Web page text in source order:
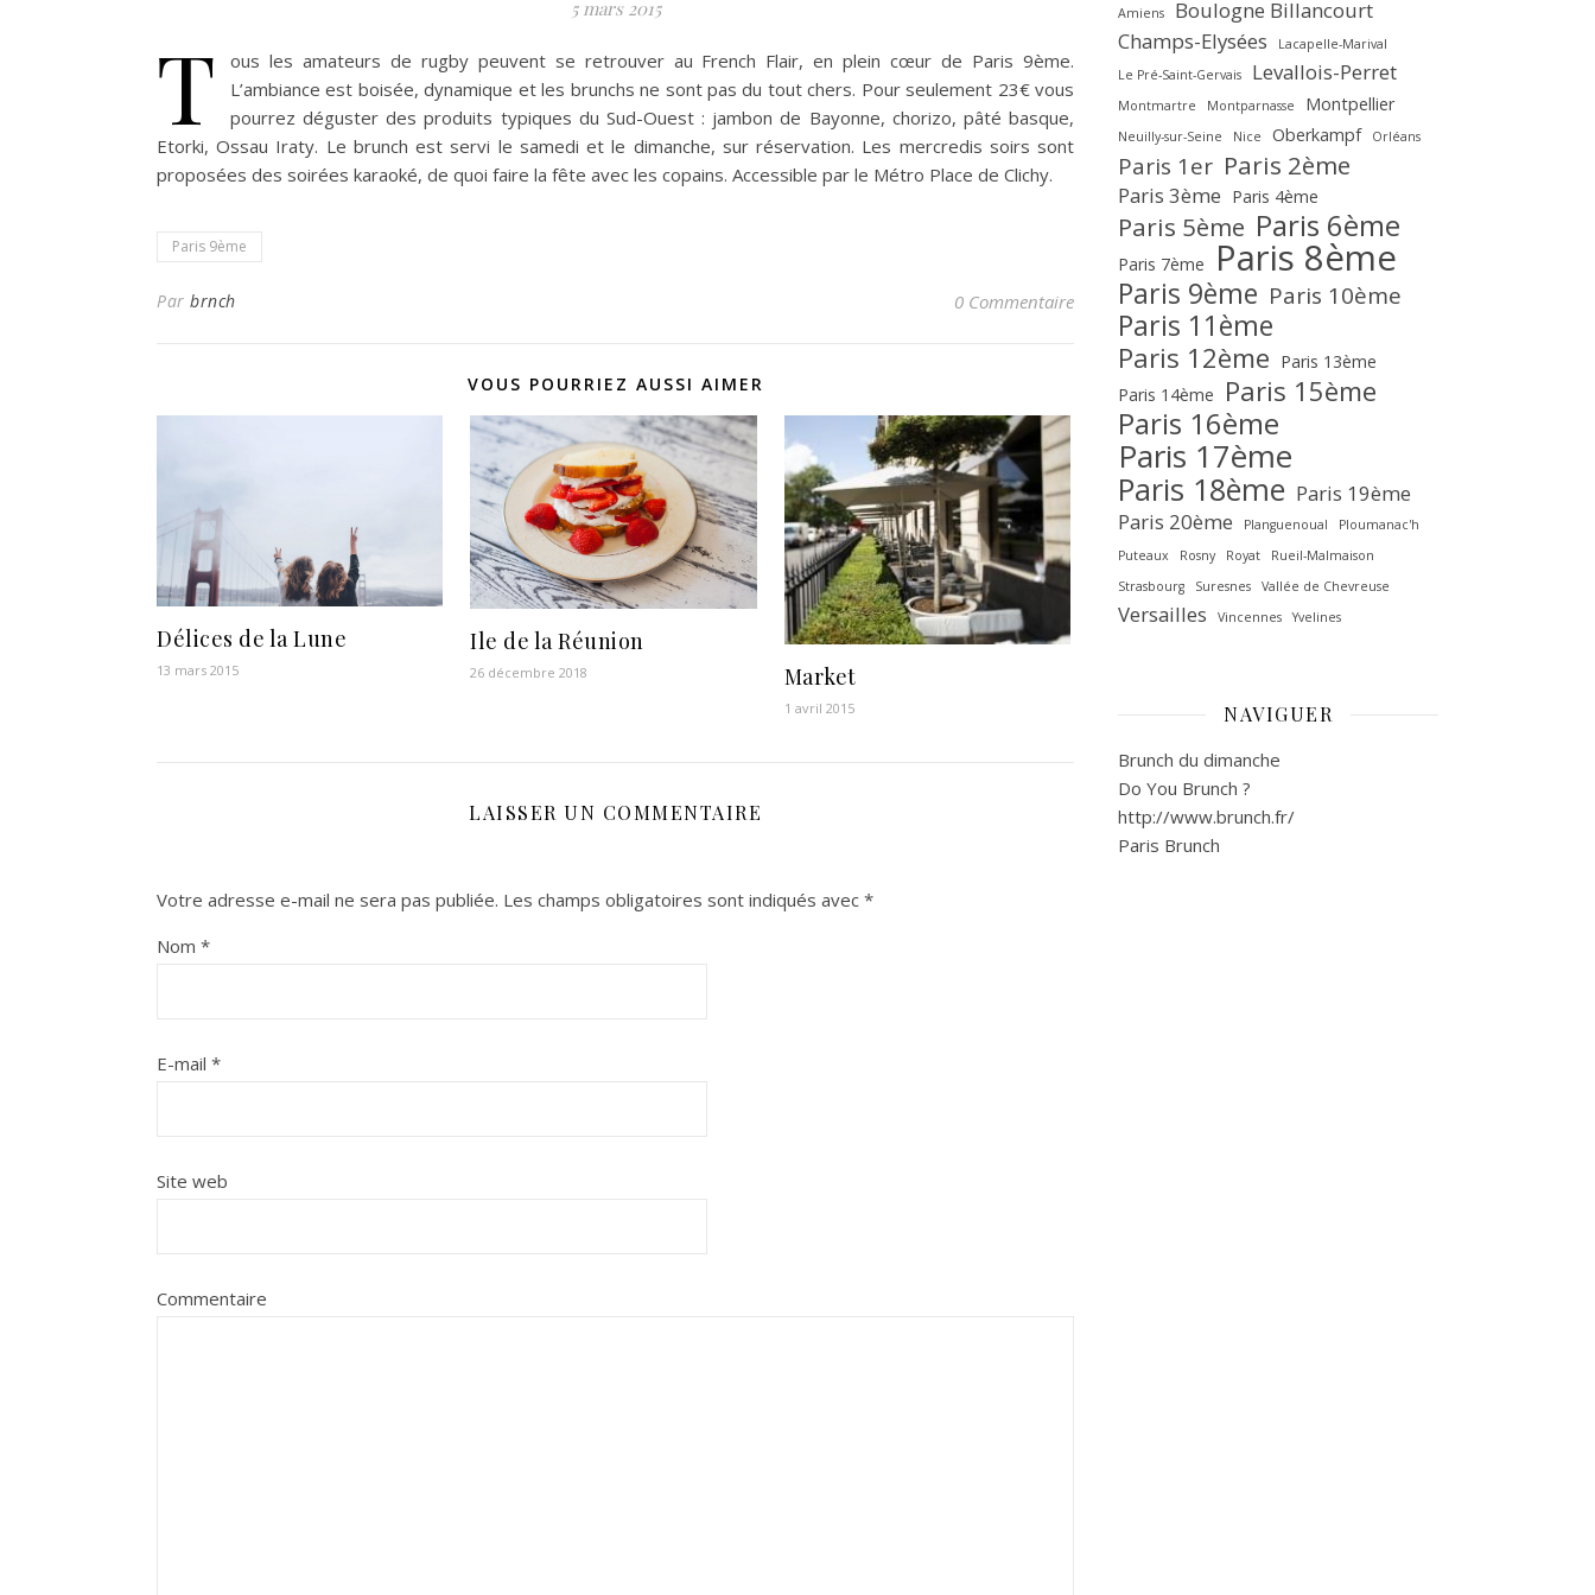
5 mars 2015
T
ous les amateurs de rugby peuvent se retrouver au French Flair, en plein cœur de Paris 9ème.
L’ambiance est boisée, dynamique et les brunchs ne sont pas du tout chers. Pour seulement 23€ vous
pourrez déguster des produits typiques du Sud-Ouest : jambon de Bayonne, chorizo, pâté basque,
Etorki, Ossau Iraty. Le brunch est servi le samedi et le dimanche, sur réservation. Les mercredis soirs sont
proposées des soirées karaoké, de quoi faire la fête avec les copains. Accessible par le Métro Place de Clichy.
Paris 9ème
Par brnch 0 Commentaire
VOUS POURRIEZ AUSSI AIMER
Délices de la Lune
13 mars 2015
Ile de la Réunion
26 décembre 2018 Market
1 avril 2015
LAISSER UN COMMENTAIRE
Votre adresse e-mail ne sera pas publiée. Les champs obligatoires sont indiqués avec *
Nom *
E-mail *
Site web
Commentaire
Amiens
Boulogne Billancourt
Champs-Elysées
Lacapelle-Marival
Le Pré-Saint-Gervais
Levallois-Perret
Montmartre Montparnasse Montpellier
Neuilly-sur-Seine Nice Oberkampf Orléans
Paris 1er Paris 2ème
Paris 3ème Paris 4ème
Paris 5ème Paris 6ème
Paris 7ème Paris 8ème
Paris 9ème Paris 10ème
Paris 11ème
Paris 12ème Paris 13ème
Paris 14ème
Paris 15ème
Paris 16ème
Paris 17ème
Paris 18ème Paris 19ème
Paris 20ème
Planguenoual
Ploumanac'h
Puteaux
Rosny Royat
Rueil-Malmaison
Strasbourg
Suresnes Vallée de Chevreuse‎
Versailles Vincennes Yvelines
NAVIGUER
Brunch du dimanche
Do You Brunch ?
http://www.brunch.fr/
Paris Brunch